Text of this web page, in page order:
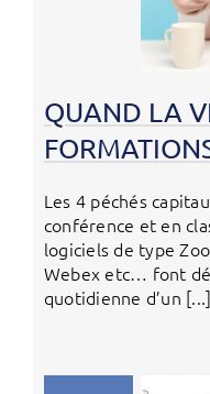
QUAND LA
Les 4 péchés
conférence et en
logiciels de type
Webex etc… font
quotidienne d’un [...]